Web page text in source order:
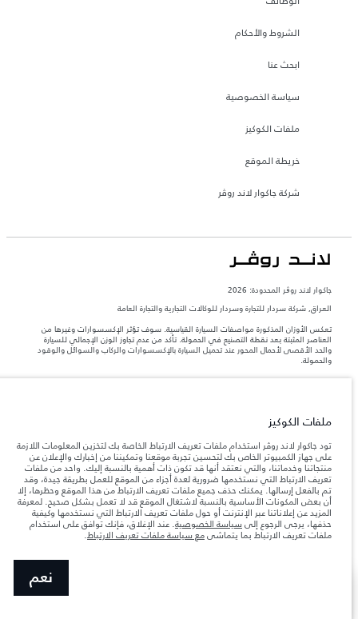
الشروط والأحكام
ابحث عنا
سياسة الخصوصية
ملفات الكوكيز
خريطة الموقع
شركة جاكوار لاند روڤر
جاكوار لاند روڨر المحدودة: 2026
العراق, شركة سردار للتجارة وسردار للوكالات التجارية والتجارة العامة
تعكس الأوزان المذكورة مواصفات السيارة القياسية. سوف تؤثر الإكسسوارات وغيرها من
العناصر المثبتة بعد نقطة التصنيع في الحمولة. تأكد من عدم تجاوز الوزن الإجمالي للسيارة
والحد الأقصى لأحمال المحور عند تحميل السيارة بالإكسسوارات والركاب والسوائل والوقود
والحمولة.
والتحقق من الأسعار.
في مواصفات تصميم السيارات وتوفر الخيارات وتوقيتات التصاميم. هذا ظرف ديناميكي
للغاية، ونتيجة لذلك، قد لا تمثّل الصور المستخدَمة ضمن موقع الويب حاليًا المواصفات الحالية
بالكامل بالنسبة إلى الميزات والخيارات والحلية ومجموعات الألوان. يرجى استشارة وكيلك الذي
سيتمكّن من تأكيد أي تقييدات حالية معك للسماح لك باتخاذ قرار مدروس
الأرقام المقدمة هي نتيجة لاختبارات المصنع الرسمية وفقاً لتشريعات الاتحاد الأوروبي. قد
يتباين استهلك الوقود الفعلي للمركبة عن ذلك المتحقق في تلك الاختبارات كما أن هذه
الأرقام بغرض المقارنة فحسب.
ملفات الكوكيز
تود جاكوار لاند روڤر استخدام ملفات تعريف الارتباط الخاصة بك لتخزين المعلومات اللازمة
على جهاز الكمبيوتر الخاص بك لتحسين تجربة موقعنا وتمكيننا من إخبارك والإعلان عن
منتجاتنا وخدماتنا، والتي نعتقد أنها قد تكون ذات أهمية بالنسبة إليك. واحد من ملفات
تعريف الارتباط التي نستخدمها ضرورية لعدة أجزاء من الموقع للعمل بطريقة جيدة، وقد
تم بالفعل إرسالها. يمكنك حذف جميع ملفات تعريف الارتباط من هذا الموقع وحظرها، إلا
أن بعض المكونات الأساسية بالنسبة لاشتغال الموقع قد لا تعمل بشكل صحيح. لمعرفة
المزيد عن إعلاناتنا عبر الإنترنت أو حول ملفات تعريف الارتباط التي نستخدمها وكيفية
حذفها، يرجى الرجوع إلى سياسة الخصوصية. عند الإغلاق، فإنك توافق على استخدام
ملفات تعريف الارتباط بما يتماشىمع سياسة ملفات تعريف الارتباط.
نعم
ابحث عن وكيل